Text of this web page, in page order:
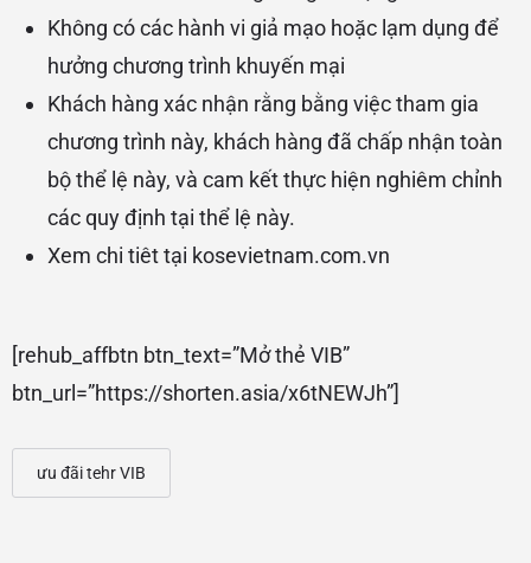
Không có các hành vi giả mạo hoặc lạm dụng để
hưởng chương trình khuyến mại
Khách hàng xác nhận rằng bằng việc tham gia
chương trình này, khách hàng đã chấp nhận toàn
bộ thể lệ này, và cam kết thực hiện nghiêm chỉnh
các quy định tại thể lệ này.
Xem chi tiêt tại kosevietnam.com.vn
[rehub_affbtn btn_text=”Mở thẻ VIB”
btn_url=”https://shorten.asia/x6tNEWJh”]
ưu đãi tehr VIB